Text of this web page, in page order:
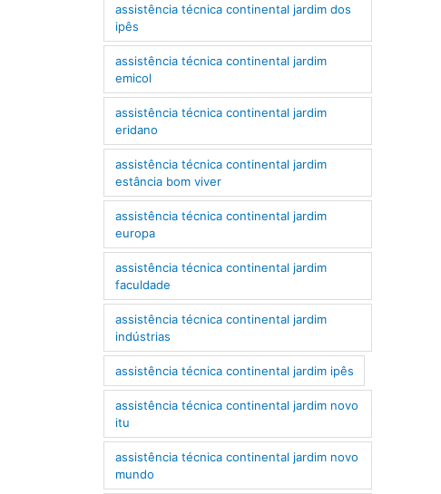
assistência técnica continental jardim dos
ipês
assistência técnica continental jardim
emicol
assistência técnica continental jardim
eridano
assistência técnica continental jardim
estância bom viver
assistência técnica continental jardim
europa
assistência técnica continental jardim
faculdade
assistência técnica continental jardim
indústrias
assistência técnica continental jardim ipês
assistência técnica continental jardim novo
itu
assistência técnica continental jardim novo
mundo